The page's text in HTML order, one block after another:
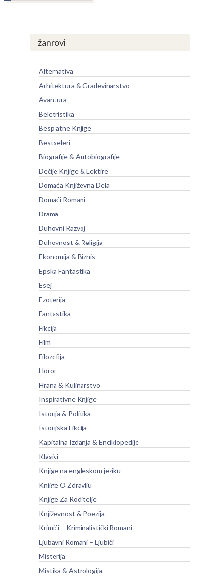
žanrovi
Alternativa
Arhitektura & Građevinarstvo
Avantura
Beletristika
Besplatne Knjige
Bestseleri
Biografije & Autobiografije
Dečije Knjige & Lektire
Domaća Književna Dela
Domaći Romani
Drama
Duhovni Razvoj
Duhovnost & Religija
Ekonomija & Biznis
Epska Fantastika
Esej
Ezoterija
Fantastika
Fikcija
Film
Filozofija
Horor
Hrana & Kulinarstvo
Inspirativne Knjige
Istorija & Politika
Istorijska Fikcija
Kapitalna Izdanja & Enciklopedije
Klasici
Knjige na engleskom jeziku
Knjige O Zdravlju
Knjige Za Roditelje
Književnost & Poezija
Krimići – Kriminalistički Romani
Ljubavni Romani – Ljubići
Misterija
Mistika & Astrologija